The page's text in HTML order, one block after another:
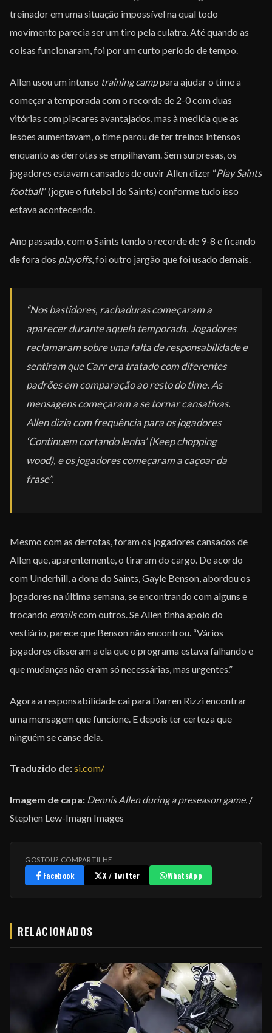
treinador em uma situação impossível na qual todo
movimento parecia ser um tiro pela culatra. Até quando as
coisas funcionaram, foi por um curto período de tempo.
Allen usou um intenso training camppara ajudar o time a
começar a temporada com o recorde de 2-0 com duas
vitórias com placares avantajados, mas à medida que as
lesões aumentavam, o time parou de ter treinos intensos
enquanto as derrotas se empilhavam. Sem surpresas, os
jogadores estavam cansados de ouvir Allen dizer “Play Saints
football” (jogue o futebol do Saints) conforme tudo isso
estava acontecendo.
Ano passado, com o Saints tendo o recorde de 9-8 e ficando
de fora dos playoffs, foi outro jargão que foi usado demais.
“Nos bastidores, rachaduras começaram a
aparecer durante aquela temporada. Jogadores
reclamaram sobre uma falta de responsabilidade e
sentiram que Carr era tratado com diferentes
padrões em comparação ao resto do time. As
mensagens começaram a se tornar cansativas.
Allen dizia com frequência para os jogadores
‘Continuem cortando lenha’ (Keep chopping
wood), e os jogadores começaram a caçoar da
frase”.
Mesmo com as derrotas, foram os jogadores cansados de
Allen que, aparentemente, o tiraram do cargo. De acordo
com Underhill, a dona do Saints, Gayle Benson, abordou os
jogadores na última semana, se encontrando com alguns e
trocando emailscom outros. Se Allen tinha apoio do
vestiário, parece que Benson não encontrou. “Vários
jogadores disseram a ela que o programa estava falhando e
que mudanças não eram só necessárias, mas urgentes.”
Agora a responsabilidade cai para Darren Rizzi encontrar
uma mensagem que funcione. E depois ter certeza que
ninguém se canse dela.
Traduzido de:si.com/
Imagem de capa: Dennis Allen during a preseason game. /
Stephen Lew-Imagn Images
GOSTOU? COMPARTILHE:
Facebook X / Twitter WhatsApp
RELACIONADOS